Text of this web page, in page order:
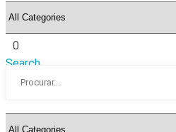
0
Search